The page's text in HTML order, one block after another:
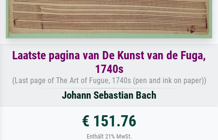
Laatste pagina van De Kunst van de Fuga,
1740s
(Last page of The Art of Fugue, 1740s (pen and ink on paper))
Johann Sebastian Bach
€ 151.76
Enthält 21% MwSt.